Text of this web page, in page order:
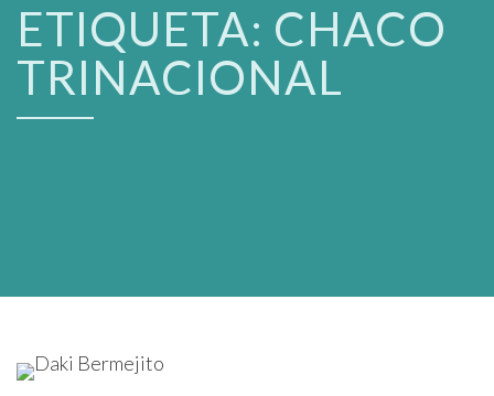
ETIQUETA: CHACO
TRINACIONAL